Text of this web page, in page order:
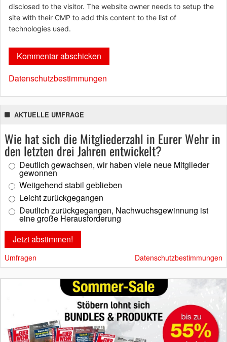
disclosed to the visitor. The website owner needs to setup the
site with their CMP to add this content to the list of
technologies used.
Datenschutzbestimmungen
AKTUELLE UMFRAGE
Wie hat sich die Mitgliederzahl in Eurer Wehr in
den letzten drei Jahren entwickelt?
Deutlich gewachsen, wir haben viele neue Mitglieder
gewonnen
Weitgehend stabil geblieben
Leicht zurückgegangen
Deutlich zurückgegangen, Nachwuchsgewinnung ist
eine große Herausforderung
Umfragen Datenschutzbestimmungen